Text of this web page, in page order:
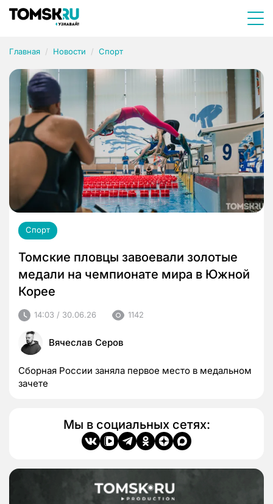
Главная Новости Спорт
Спорт
Томские пловцы завоевали золотые
медали на чемпионате мира в Южной
Корее
14:03 / 30.06.26 1142
Вячеслав Серов
Сборная России заняла первое место в медальном
зачете
Мы в социальных сетях: